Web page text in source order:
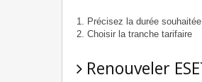
Précisez la durée souhaitée
Choisir la tranche tarifaire
Renouveler